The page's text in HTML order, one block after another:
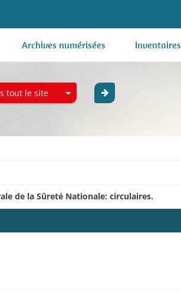
Archives numérisées Inventaires
tout le site
de la Sûreté Nationale: circulaires.